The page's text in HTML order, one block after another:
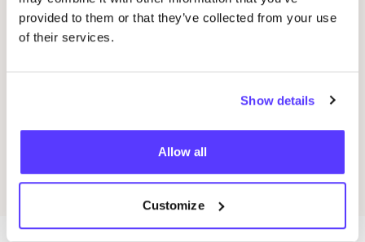
provided to them or that they’ve collected from your use
of their services.
Show details
Allow all
Customize
De Steek
Workshop
Previous